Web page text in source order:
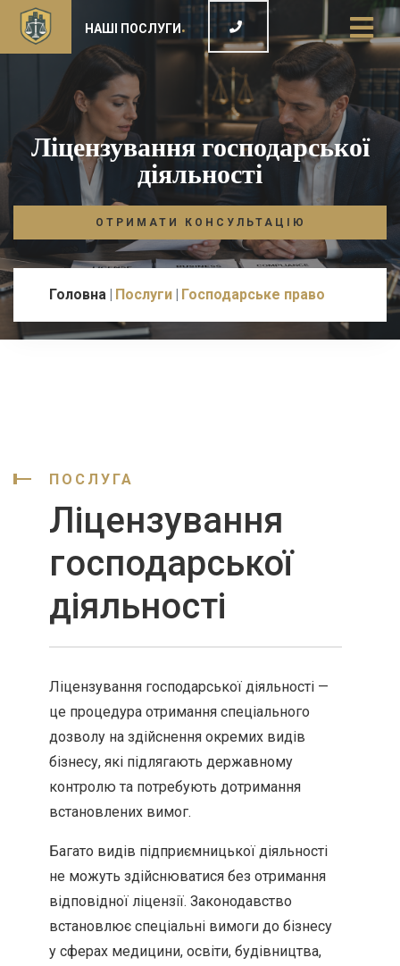
НАШІ ПОСЛУГИ
Ліцензування господарської
діяльності
ОТРИМАТИ КОНСУЛЬТАЦІЮ
Головна Послуги Господарське право
ПОСЛУГА
Ліцензування
господарської
діяльності
Ліцензування господарської діяльності —
це процедура отримання спеціального
дозволу на здійснення окремих видів
бізнесу, які підлягають державному
контролю та потребують дотримання
встановлених вимог.
Багато видів підприємницької діяльності
не можуть здійснюватися без отримання
відповідної ліцензії. Законодавство
встановлює спеціальні вимоги до бізнесу
у сферах медицини, освіти, будівництва,